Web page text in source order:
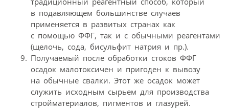
в подавляющем большинстве случаев
применяется в развитых странах как
с помощью ФФГ, так и с обычными реагентами
(щелочь, сода, бисульфит натрия и пр.).
Получаемый после обработки стоков ФФГ
осадок малотоксичен и пригоден к вывозу
на обычные свалки. Этот же осадок может
служить исходным сырьем для производства
стройматериалов, пигментов и глазурей.